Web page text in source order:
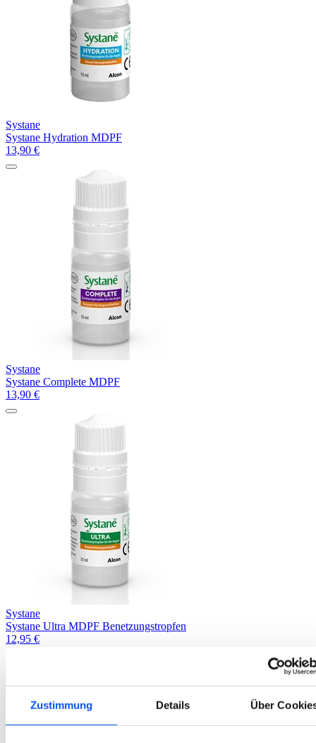
Zustimmung Details Über
Systane
Systane Hydration MDPF
13,90 €
Systane
Systane Complete MDPF
13,90 €
Systane
Systane Ultra MDPF Benetzungstropfen
12,95 €